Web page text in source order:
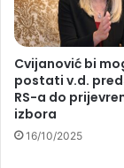
Cvijanović bi
postati v.d.
RS-a do
izbora
16/10/2025